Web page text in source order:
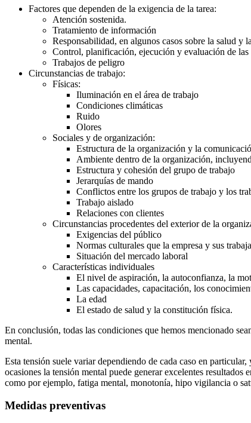
Factores que dependen de la exigencia de la tarea:
Atención sostenida.
Tratamiento de información
Responsabilidad, en algunos casos sobre la salud y
Control, planificación, ejecución y evaluación de las
Trabajos de peligro
Circunstancias de trabajo:
Físicas:
Iluminación en el área de trabajo
Condiciones climáticas
Ruido
Olores
Sociales y de organización:
Estructura de la organización y la
Ambiente dentro de la organización,
Estructura y cohesión del grupo de trabajo
Jerarquías de mando
Conflictos entre los grupos de trabajo y los
Trabajo aislado
Relaciones con clientes
Circunstancias procedentes del exterior de la
Exigencias del público
Normas culturales que la empresa y sus
Situación del mercado laboral
Características individuales
El nivel de aspiración, la autoconfianza, la
Las capacidades, capacitación, los
La edad
El estado de salud y la constitución física.
En conclusión, todas las condiciones que hemos mencionado
mental.
Esta tensión suele variar dependiendo de cada caso en
ocasiones la tensión mental puede generar excelentes
como por ejemplo, fatiga mental, monotonía, hipo vigilancia o
Medidas preventivas